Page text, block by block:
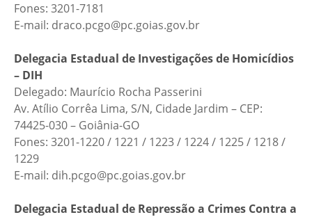
Fones: 3201-7181
E-mail: draco.pcgo@pc.goias.gov.br
Delegacia Estadual de Investigações de Homicídios
– DIH
Delegado: Maurício Rocha Passerini
Av. Atílio Corrêa Lima, S/N, Cidade Jardim – CEP:
74425-030 – Goiânia-GO
Fones: 3201-1220 / 1221 / 1223 / 1224 / 1225 / 1218 /
1229
E-mail: dih.pcgo@pc.goias.gov.br
Delegacia Estadual de Repressão a Crimes Contra a